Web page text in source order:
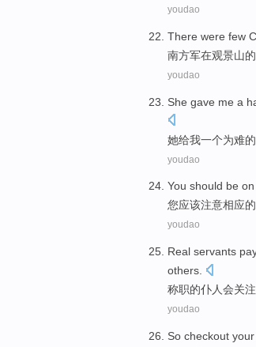
youdao
There were few
南方军在观景山的
youdao
She gave me a
她给我一个为难的
youdao
You should be
您应该注意相应的
youdao
Real servants
others
称职的仆人会关注
youdao
So checkout your